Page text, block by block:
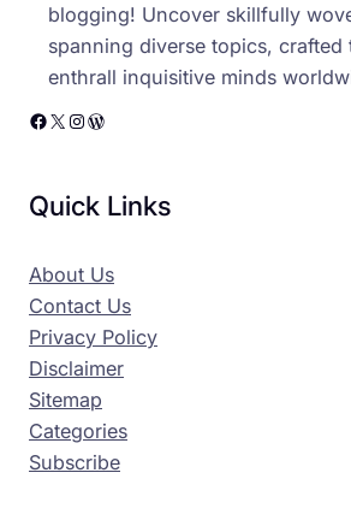
blogging! Uncover skillfully
spanning diverse topics, crafted
enthrall inquisitive minds
Facebook X Instagram WordPress
Quick Links
About Us
Contact Us
Privacy Policy
Disclaimer
Sitemap
Categories
Subscribe